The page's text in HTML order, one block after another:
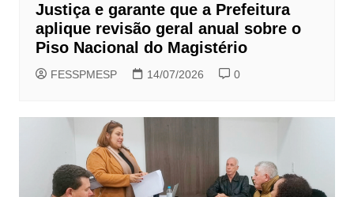
Justiça e garante que a Prefeitura
aplique revisão geral anual sobre o
Piso Nacional do Magistério
FESSPMESP 14/07/2026 0